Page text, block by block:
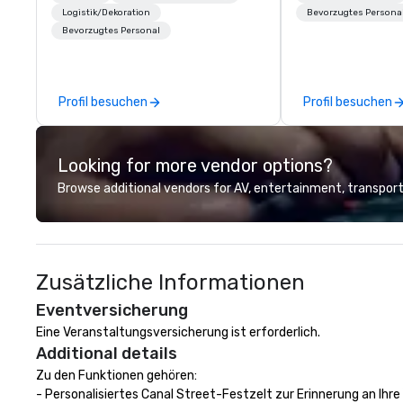
house custom scenic fabrication
nationwide, so your event feels
coordination. Clients keep coming
back because we make
production effortless, making
planners look brilliant with
stunning events their leadership
Logistik/Dekoration
Bevorzugtes Personal
Profil besuchen
Bevorzugtes Personal
Profil besuchen
Looking for more vendor options?
Browse additional vendors for AV, entertainment,
Zusätzliche Informationen
Eventversicherung
Eine Veranstaltungsversicherung ist erforderlich.
Additional details
Zu den Funktionen gehören:
- Personalisiertes Canal Street-Festzelt zur Erinnerung an